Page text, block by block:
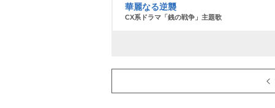
華麗なる逆襲
CX系ドラマ「銭の戦争」主題歌